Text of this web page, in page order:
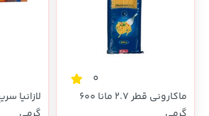
0
ماکارونی قطر 2.7 مانا 600